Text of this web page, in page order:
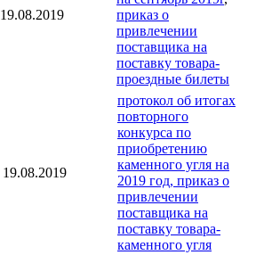
19.08.2019
приказ о
привлечении
поставщика на
поставку товара-
проездные билеты
19.08.2019
протокол об итогах
повторного
конкурса по
приобретению
каменного угля на
2019 год, приказ о
привлечении
поставщика на
поставку товара-
каменного угля